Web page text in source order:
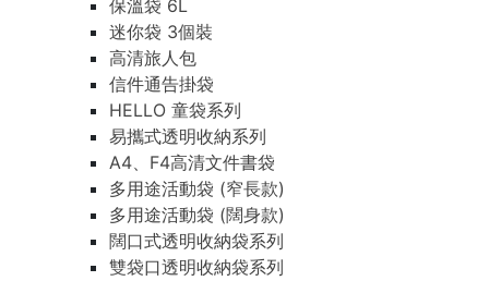
保溫袋 6L
迷你袋 3個裝
高清旅人包
信件通告掛袋
HELLO 童袋系列
易攜式透明收納系列
A4、F4高清文件書袋
多用途活動袋 (窄長款)
多用途活動袋 (闊身款)
闊口式透明收納袋系列
雙袋口透明收納袋系列